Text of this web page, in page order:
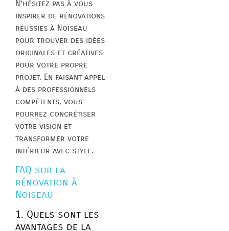
N’hésitez pas à vous
inspirer de rénovations
réussies à Noiseau
pour trouver des idées
originales et créatives
pour votre propre
projet. En faisant appel
à des professionnels
compétents, vous
pourrez concrétiser
votre vision et
transformer votre
intérieur avec style.
FAQ sur la
rénovation à
Noiseau
1. Quels sont les
avantages de la